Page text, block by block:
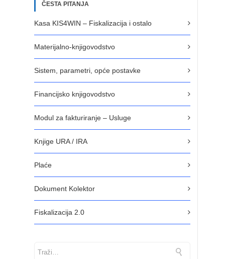
ČESTA PITANJA
Kasa KIS4WIN – Fiskalizacija i ostalo
Materijalno-knjigovodstvo
Sistem, parametri, opće postavke
Financijsko knjigovodstvo
Modul za fakturiranje – Usluge
Knjige URA / IRA
Plaće
Dokument Kolektor
Fiskalizacija 2.0